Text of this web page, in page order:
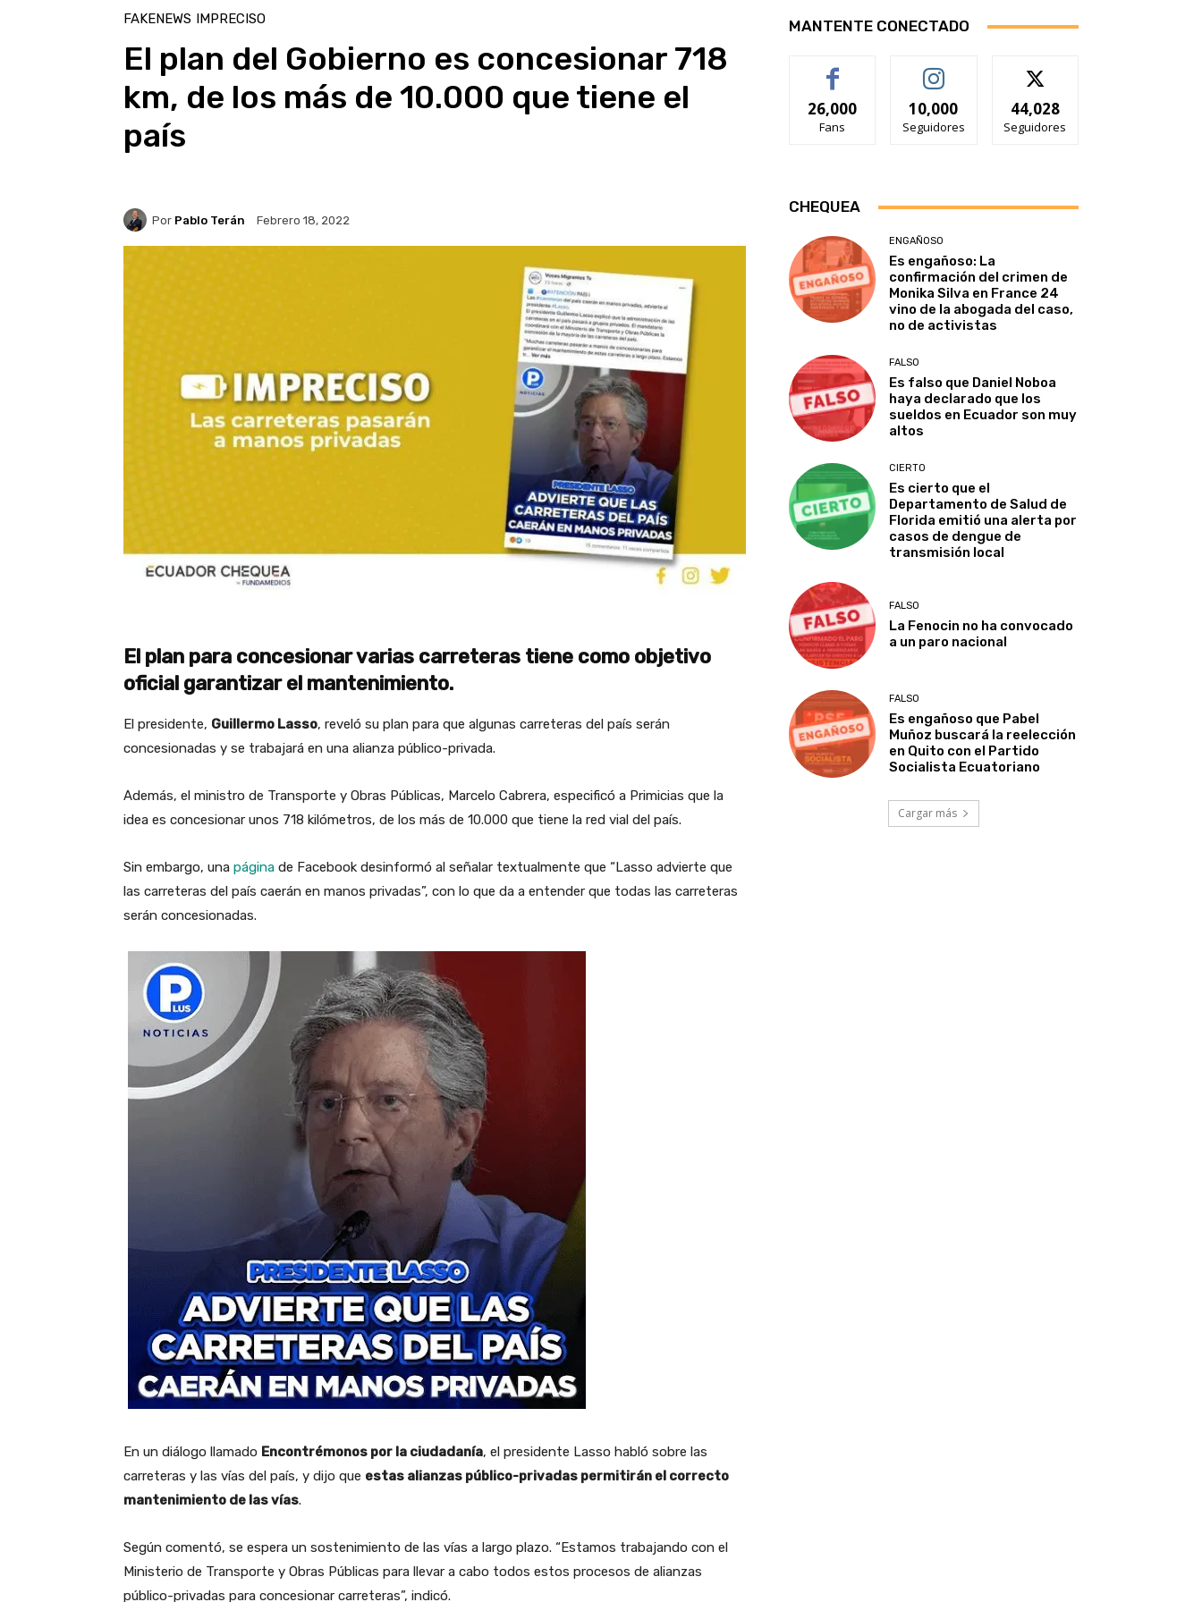
FAKENEWS IMPRECISO
El plan del Gobierno es concesionar 718
km, de los más de 10.000 que tiene el
país
Por Pablo Terán Febrero 18, 2022
El plan para concesionar varias carreteras tiene como objetivo
oficial garantizar el mantenimiento.
El presidente, Guillermo Lasso, reveló su plan para que algunas carreteras del país serán
concesionadas y se trabajará en una alianza público-privada.
Además, el ministro de Transporte y Obras Públicas, Marcelo Cabrera, especificó a Primicias que la
idea es concesionar unos 718 kilómetros, de los más de 10.000 que tiene la red vial del país.
Sin embargo, una página de Facebook desinformó al señalar textualmente que “Lasso advierte que
las carreteras del país caerán en manos privadas”, con lo que da a entender que todas las carreteras
serán concesionadas.
En un diálogo llamado Encontrémonos por la ciudadanía, el presidente Lasso habló sobre las
carreteras y las vías del país, y dijo que estas alianzas público-privadas permitirán el correcto
mantenimiento de las vías.
Según comentó, se espera un sostenimiento de las vías a largo plazo. “Estamos trabajando con el
Ministerio de Transporte y Obras Públicas para llevar a cabo todos estos procesos de alianzas
público-privadas para concesionar carreteras”, indicó.
MANTENTE CONECTADO
26,000
Fans
10,000
Seguidores
44,028
Seguidores
CHEQUEA
ENGAÑOSO
Es engañoso: La
confirmación del crimen de
Monika Silva en France 24
vino de la abogada del caso,
no de activistas
FALSO
Es falso que Daniel Noboa
haya declarado que los
sueldos en Ecuador son muy
altos
CIERTO
Es cierto que el
Departamento de Salud de
Florida emitió una alerta por
casos de dengue de
transmisión local
FALSO
La Fenocin no ha convocado
a un paro nacional
FALSO
Es engañoso que Pabel
Muñoz buscará la reelección
en Quito con el Partido
Socialista Ecuatoriano
Cargar más